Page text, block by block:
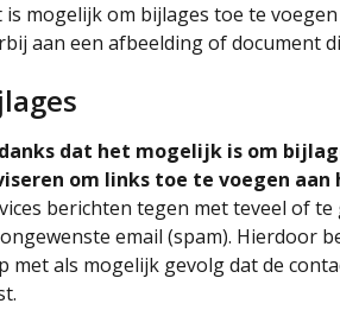
is mogelijk om bijlages toe te
aan een afbeelding of document
dat het mogelijk is om
om links toe te voegen aan
berichten tegen met teveel of
email (spam). Hierdoor
met als mogelijk gevolg dat de